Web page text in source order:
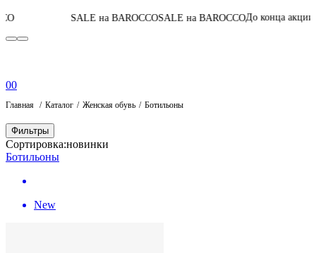
SALE на BAROCCOSALE на BAROCCOДо конца акции05:08:06:47
00
Главная Каталог Женская обувь Ботильоны
Фильтры
Сортировка:новинки
Ботильоны
New